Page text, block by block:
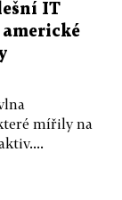
IT
mířily na